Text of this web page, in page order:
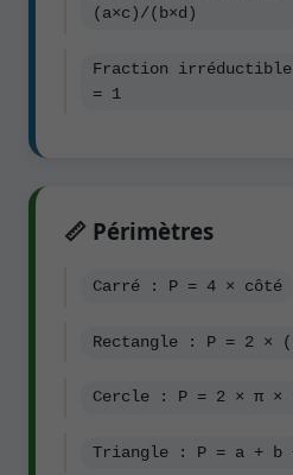
(a×c)/(b×d)
Fraction irréductible :
= 1
📏 Périmètres
Carré : P = 4 × côté
Rectangle : P = 2 ×
Cercle : P = 2 × π ×
Triangle : P = a + b